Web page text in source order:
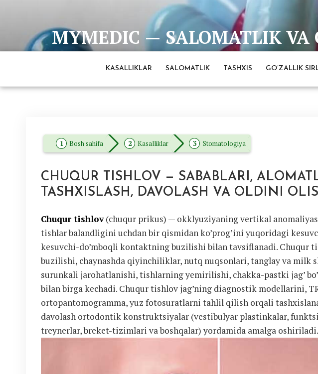
MYMEDIC — SALOMATLIK VA
Barcha eng ishonchli va to'liq ma'lumotlar manbai
KASALLIKLAR SALOMATLIK TASHXIS GO’ZALLIK
Bosh sahifa Kasalliklar Stomatologiya
CHUQUR TISHLOV — SABABLARI,
TASHXISLASH, DAVOLASH VA OLDINI
Chuqur tishlov(chuqur prikus) — okklyuziyaning vertikal
tishlar balandligini uchdan bir qismidan ko’prog’ini yuqoridagi
kesuvchi-do’mboqli kontaktning buzilishi bilan tavsiflanadi. Chuqur
buzilishi, chaynashda qiyinchiliklar, nutq nuqsonlari, tanglay va milk
surunkali jarohatlanishi, tishlarning yemirilishi, chakka-pastki jag’
bilan birga kechadi. Chuqur tishlov jag’ning diagnostik modellarini,
ortopantomogramma, yuz fotosuratlarni tahlil qilish orqali
davolash ortodontik konstruktsiyalar (vestibulyar plastinkalar,
treynerlar, breket-tizimlari va boshqalar) yordamida amalga oshiriladi.